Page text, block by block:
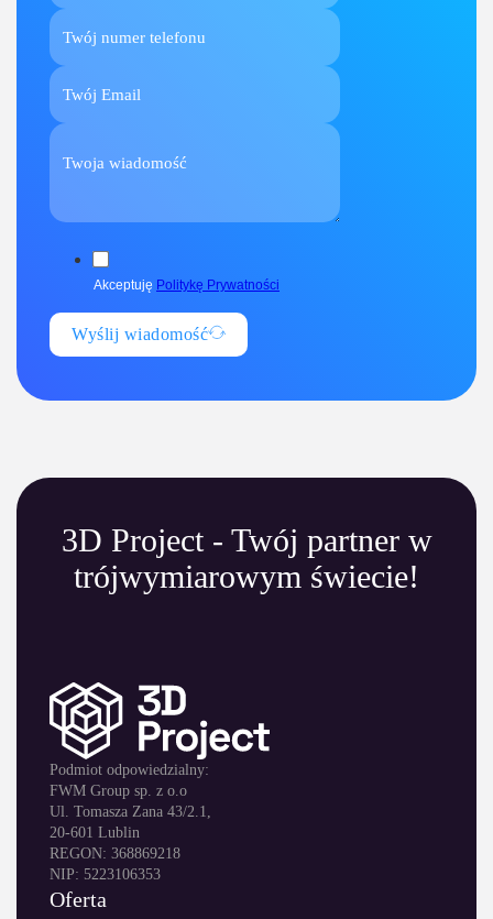
Akceptuję Politykę Prywatności
Wyślij wiadomość
3D Project - Twój partner w
trójwymiarowym świecie!
Podmiot odpowiedzialny:
FWM Group sp. z o.o
Ul. Tomasza Zana 43/2.1,
20-601 Lublin
REGON: 368869218
NIP: 5223106353
Oferta